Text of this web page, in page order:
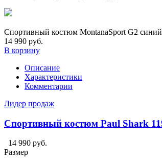
Спортивный костюм MontanaSport G2
14 990 руб.
В корзину
Описание
Характеристики
Комментарии
Лидер продаж
Спортивный костюм Paul Shark
14 990 руб.
Размер